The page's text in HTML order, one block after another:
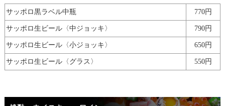
サッポロ黒ラベル中瓶 770円
サッポロ生ビール〈中ジョッキ〉 790円
サッポロ生ビール〈小ジョッキ〉 650円
サッポロ生ビール〈グラス〉 550円